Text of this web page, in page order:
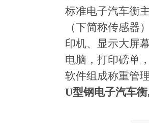
标准电子汽车衡
（下简称传感器
印机、显示大屏
电脑，打印磅单
软件组成称重管
U型钢电子汽车